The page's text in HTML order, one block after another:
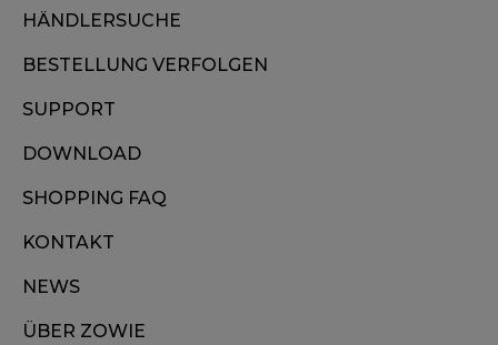
HÄNDLERSUCHE
BESTELLUNG VERFOLGEN
SUPPORT
DOWNLOAD
SHOPPING FAQ
KONTAKT
NEWS
ÜBER ZOWIE